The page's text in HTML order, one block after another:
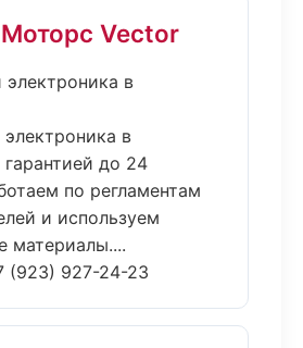
Моторс Vector
электроника в
в
до 24
по регламентам
и используем
материалы....
(923) 927-24-23